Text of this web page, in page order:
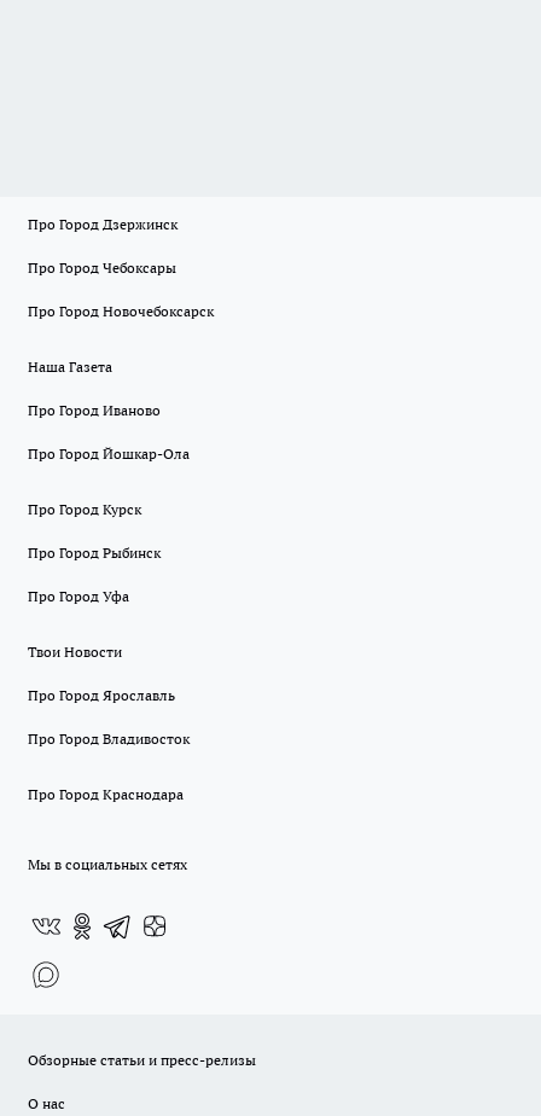
Про Город Дзержинск
Про Город Чебоксары
Про Город Новочебоксарск
Наша Газета
Про Город Иваново
Про Город Йошкар-Ола
Про Город Курск
Про Город Рыбинск
Про Город Уфа
Твои Новости
Про Город Ярославль
Про Город Владивосток
Про Город Краснодара
Мы в социальных сетях
Обзорные статьи и пресс-релизы
О нас